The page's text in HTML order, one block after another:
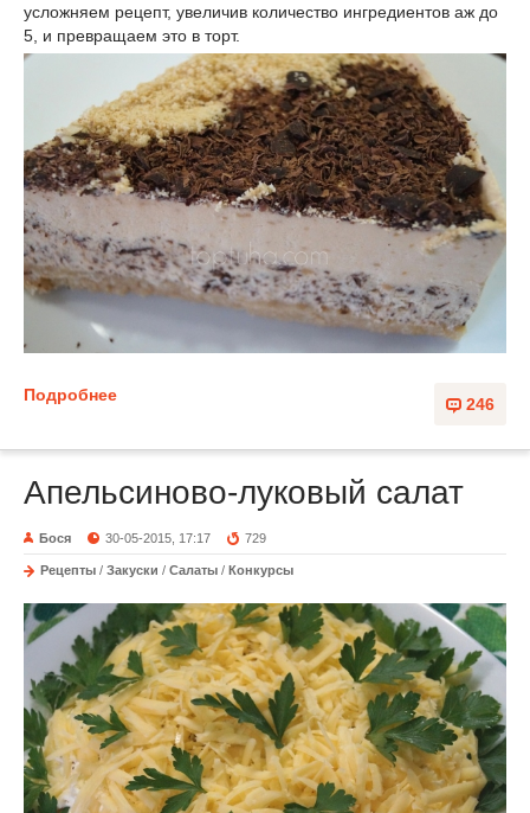
усложняем рецепт, увеличив количество ингредиентов аж до
5, и превращаем это в торт.
246
Подробнее
Апельсиново-луковый салат
Бося 30-05-2015, 17:17 729
Рецепты / Закуски / Салаты / Конкурсы